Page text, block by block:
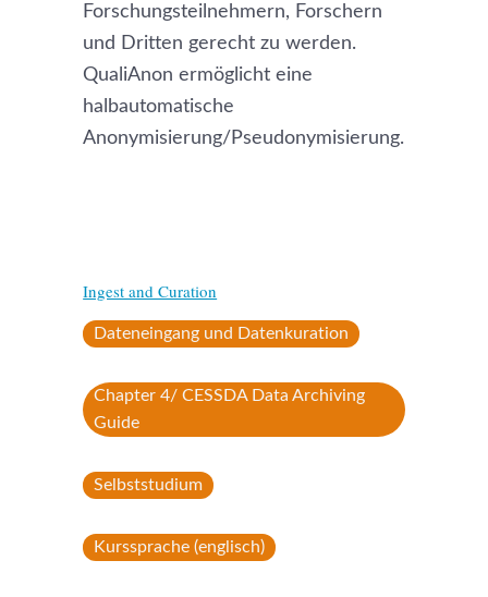
Forschungsteilnehmern, Forschern
und Dritten gerecht zu werden.
QualiAnon ermöglicht eine
halbautomatische
Anonymisierung/Pseudonymisierung.
Ingest and Curation
Dateneingang und Datenkuration
Chapter 4/ CESSDA Data Archiving
Guide
Selbststudium
Kurssprache (englisch)